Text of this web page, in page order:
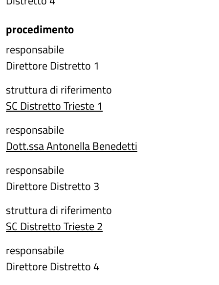
procedimento
responsabile
Direttore Distretto 1
struttura di riferimento
SC Distretto Trieste 1
responsabile
Dott.ssa Antonella Benedetti
responsabile
Direttore Distretto 3
struttura di riferimento
SC Distretto Trieste 2
responsabile
Direttore Distretto 4